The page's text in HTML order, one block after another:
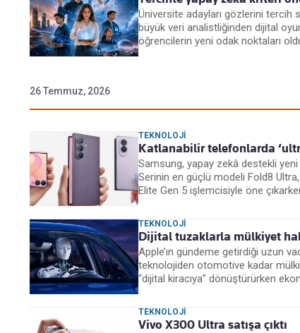
Üniversite adayları gözlerini tercih
büyük veri analistliğinden dijital
öğrencilerin yeni odak noktaları
26 Temmuz, 2026
TEKNOLOJI
Katlanabilir telefonlarda
Samsung, yapay zekâ destekli
Serinin en güçlü modeli Fold8
Elite Gen 5 işlemcisiyle öne
TEKNOLOJI
Dijital tuzaklarla mülkiyet
Apple’ın gündeme getirdiği uzun
teknolojiden otomotive kadar
“dijital kiracıya” dönüştürürken
TEKNOLOJI
Vivo X300 Ultra satışa çıktı